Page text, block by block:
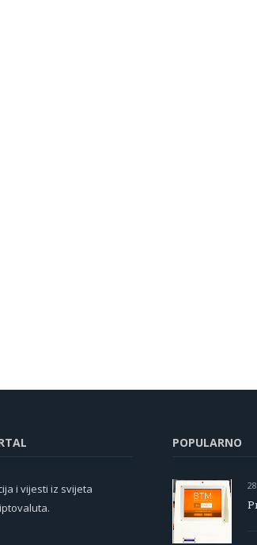
i vijesti iz svijeta
POPULARNO